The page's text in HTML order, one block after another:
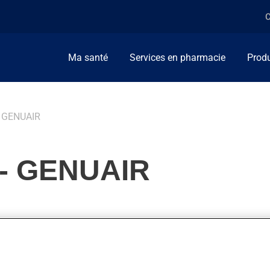
Ma santé Services en pharmacie
GENUAIR
GENUAIR